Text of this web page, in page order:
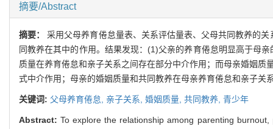
摘要/Abstract
摘要：采用父母养育倦怠量表、关系评估量表、父母共同教养的
同教养在其中的作用。结果发现：(1)父亲的养育倦怠明显高于母
质量在养育倦怠和亲子关系之间存在部分中介作用；而母亲婚姻
式中介作用；母亲的婚姻质量和共同教养在母亲养育倦怠和亲子关
关键词: 父母养育倦怠, 亲子关系, 婚姻质量, 共同教养, 青少年
Abstract:To explore the relationship among parenting